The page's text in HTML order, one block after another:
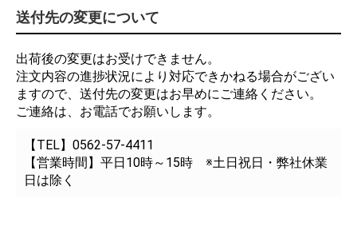
送付先の変更について
出荷後の変更はお受けできません。
注文内容の進捗状況により対応できかねる場合がござい
ますので、送付先の変更はお早めにご連絡ください。
ご連絡は、お電話でお願いします。
【TEL】0562-57-4411
【営業時間】平日10時～15時 ※土日祝日・弊社休業
日は除く